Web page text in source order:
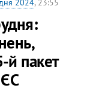
2024, 23:55
й пакет